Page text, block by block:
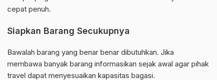
cepat penuh.
Siapkan Barang Secukupnya
Bawalah barang yang benar benar dibutuhkan. Jika
membawa banyak barang informasikan sejak awal agar pihak
travel dapat menyesuaikan kapasitas bagasi.